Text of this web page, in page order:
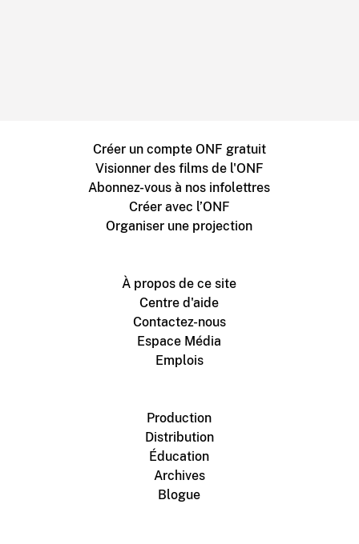
Créer un compte ONF gratuit
Visionner des films de l'ONF
Abonnez-vous à nos infolettres
Créer avec l’ONF
Organiser une projection
À propos de ce site
Centre d'aide
Contactez-nous
Espace Média
Emplois
Production
Distribution
Éducation
Archives
Blogue